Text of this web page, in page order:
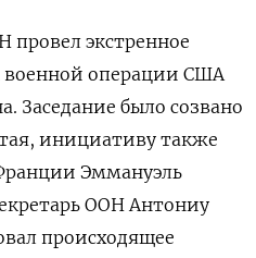
провел экстренное
военной операции США
Заседание было созвано
инициативу также
Эммануэль
ООН Антониу
происходящее